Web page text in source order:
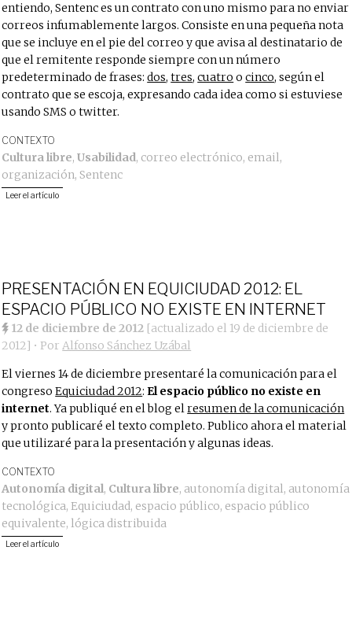
entiendo, Sentenc es un contrato con uno mismo para no enviar
correos infumablemente largos. Consiste en una pequeña nota
que se incluye en el pie del correo y que avisa al destinatario de
que el remitente responde siempre con un número
predeterminado de frases:dos,tres,cuatro ocinco, según el
contrato que se escoja, expresando cada idea como si estuviese
usando SMS o twitter.
CONTEXTO
Cultura libre,Usabilidad, correo electrónico, email,
organización, Sentenc
Leer el artículo
PRESENTACIÓN EN EQUICIUDAD 2012: EL
ESPACIO PÚBLICO NO EXISTE EN INTERNET
12 de diciembre de 2012 [actualizado el 19 de diciembre de
2012] • PorAlfonso Sánchez Uzábal
El viernes 14 de diciembre presentaré la comunicación para el
congresoEquiciudad 2012:El espacio público no existe en
internet. Ya publiqué en el blog elresumen de la comunicación
y pronto publicaré el texto completo. Publico ahora el material
que utilizaré para la presentación y algunas ideas.
CONTEXTO
Autonomía digital, Cultura libre, autonomía digital, autonomía
tecnológica,Equiciudad, espacio público, espacio público
equivalente,lógica distribuida
Leer el artículo